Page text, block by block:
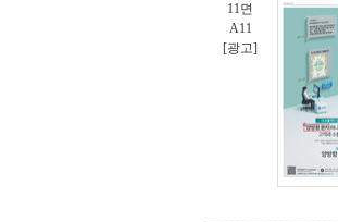
11면
A11
[광고]